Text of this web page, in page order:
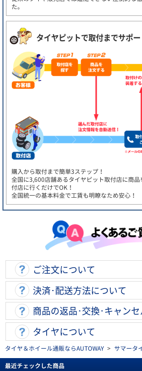
た。
タイヤピットで取付までサポ
購入から取付まで簡単3ステップ！
全国に3,600店舗あるタイヤピット取付店に商
付店に行くだけでOK！
全国統一の基本料金で工賃も明瞭なため安心！
ご注文について
決済･配送方法について
商品の返品･交換･キャン
タイヤについて
タイヤ＆ホイール通販ならAUTOWAY > サマータ
最近チェックした商品